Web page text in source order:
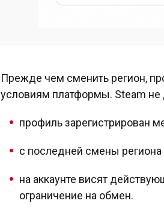
Прежде чем сменить регион,
условиям платформы. Steam не
профиль зарегистрирован
с последней смены
на аккаунте висят
ограничение на обмен.